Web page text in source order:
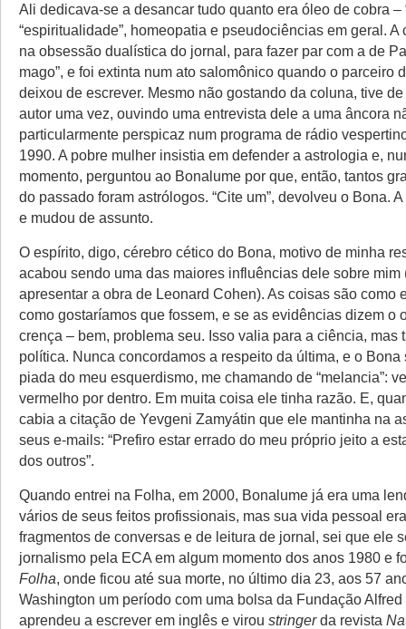
Ali dedicava-se a desancar tudo quanto era óleo de cobra –
“espiritualidade”, homeopatia e pseudociências em geral. A
na obsessão dualística do jornal, para fazer par com a de
mago”, e foi extinta num ato salomônico quando o parceiro
deixou de escrever. Mesmo não gostando da coluna, tive
autor uma vez, ouvindo uma entrevista dele a uma âncora
particularmente perspicaz num programa de rádio
1990. A pobre mulher insistia em defender a astrologia e,
momento, perguntou ao Bonalume por que, então, tantos
do passado foram astrólogos. “Cite um”, devolveu o Bona.
e mudou de assunto.
O espírito, digo, cérebro cético do Bona, motivo de minha
acabou sendo uma das maiores influências dele sobre mim
apresentar a obra de Leonard Cohen). As coisas são como
como gostaríamos que fossem, e se as evidências dizem o
crença – bem, problema seu. Isso valia para a ciência, mas
política. Nunca concordamos a respeito da última, e o Bona
piada do meu esquerdismo, me chamando de “melancia”:
vermelho por dentro. Em muita coisa ele tinha razão. E,
cabia a citação de Yevgeni Zamyátin que ele mantinha na
seus e-mails: “Prefiro estar errado do meu próprio jeito a
dos outros”.
Quando entrei na Folha, em 2000, Bonalume já era uma
vários de seus feitos profissionais, mas sua vida pessoal
fragmentos de conversas e de leitura de jornal, sei que ele
jornalismo pela ECA em algum momento dos anos 1980 e
Folha, onde ficou até sua morte, no último dia 23, aos 57
Washington um período com uma bolsa da Fundação Alfred
aprendeu a escrever em inglês e virou stringerda revista